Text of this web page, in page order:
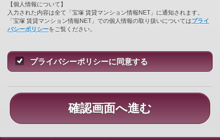
【個人情報について】
入力された内容は全て「宝塚 賃貸マンション情報NET」に通知されます。
「宝塚 賃貸マンション情報NET」での個人情報の取り扱いについてはプライ
バシーポリシーをご覧ください。
プライバシーポリシーに同意する
確認画面へ進む